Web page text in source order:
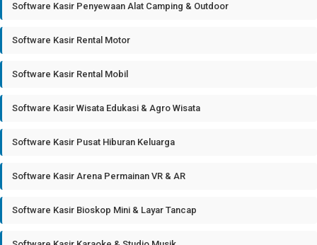
Software Kasir Penyewaan Alat Camping & Outdoor
Software Kasir Rental Motor
Software Kasir Rental Mobil
Software Kasir Wisata Edukasi & Agro Wisata
Software Kasir Pusat Hiburan Keluarga
Software Kasir Arena Permainan VR & AR
Software Kasir Bioskop Mini & Layar Tancap